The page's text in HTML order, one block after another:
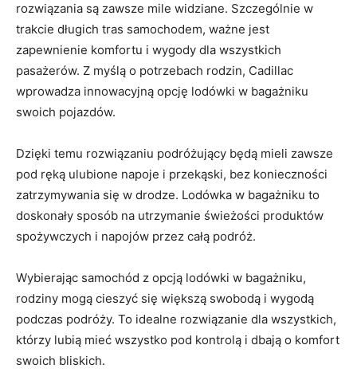
rozwiązania są zawsze ‍mile ​widziane. Szczególnie w
trakcie długich tras samochodem, ważne jest
zapewnienie komfortu⁣ i ⁢wygody dla⁢ wszystkich
pasażerów. Z myślą ‍o potrzebach rodzin, Cadillac
wprowadza innowacyjną opcję lodówki w bagażniku
swoich pojazdów.
Dzięki temu ⁤rozwiązaniu⁣ podróżujący będą mieli zawsze⁣
pod ręką ulubione napoje⁤ i przekąski,⁤ bez⁤ konieczności‌
zatrzymywania ⁣się w ⁣drodze. Lodówka w⁢ bagażniku ⁣to
doskonały sposób ⁤na⁣ utrzymanie świeżości​ produktów
spożywczych i napojów przez całą podróż.
Wybierając samochód z ‌opcją lodówki w‍ bagażniku,⁣
rodziny⁤ mogą cieszyć‌ się większą⁣ swobodą i wygodą
podczas ⁢podróży. To idealne rozwiązanie dla wszystkich,
którzy lubią⁣ mieć wszystko pod kontrolą i dbają o komfort
swoich bliskich.